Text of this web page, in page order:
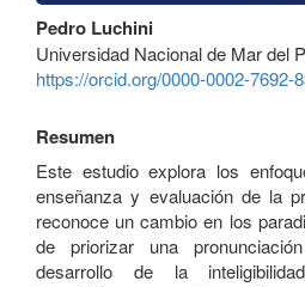
Contenido
principal
del
artículo
Pedro Luchini
Universidad Nacional de Mar del
https://orcid.org/0000-0002-7692-
Resumen
Este estudio explora los
enseñanza y evaluación de la
reconoce un cambio en los
de priorizar una
desarrollo de la